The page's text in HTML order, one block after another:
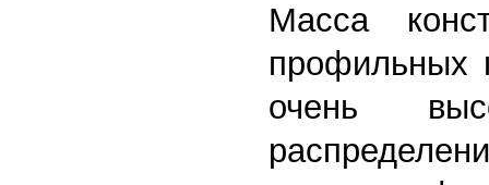
Масса
профильных
очень